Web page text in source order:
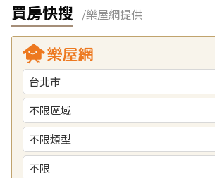
買房快搜 /樂屋網提供